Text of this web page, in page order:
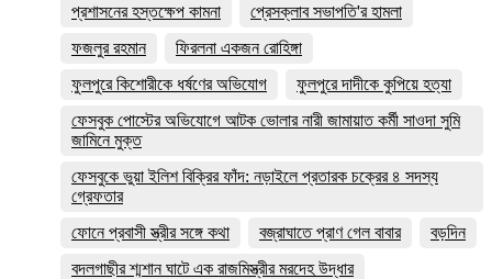
প্রশাসনের হস্তক্ষেপ কামনা
প্রেসক্লাব সভাপতি'র হামলা
ফজলুর রহমান
ফিরলনা একজন রোহিঙ্গা
ফুলপুরে কিশোরীকে ধর্ষণের অভিযোগ
ফুলপুরে দাদীকে কুপিয়ে হত্যা
ফেসবুক পোস্টের অভিযোগে আটক ভোলার নারী জামায়াত কর্মী সাওদা সুমি
জামিনে মুক্ত
ফেসবুকে ভুয়া ইলিশ বিক্রির ফাঁদ: নড়াইলে প্রতারক চক্রের ৪ সদস্য
গ্রেফতার
ফোনে প্রবাসী স্ত্রীর সঙ্গে কথা
বজ্রাঘাতে প্রাণ গেল বাবার
বড়দিন
বদলগাছীর শ্মশান ঘাটে এক রাজমিস্ত্রীর মরদেহ উদ্ধার